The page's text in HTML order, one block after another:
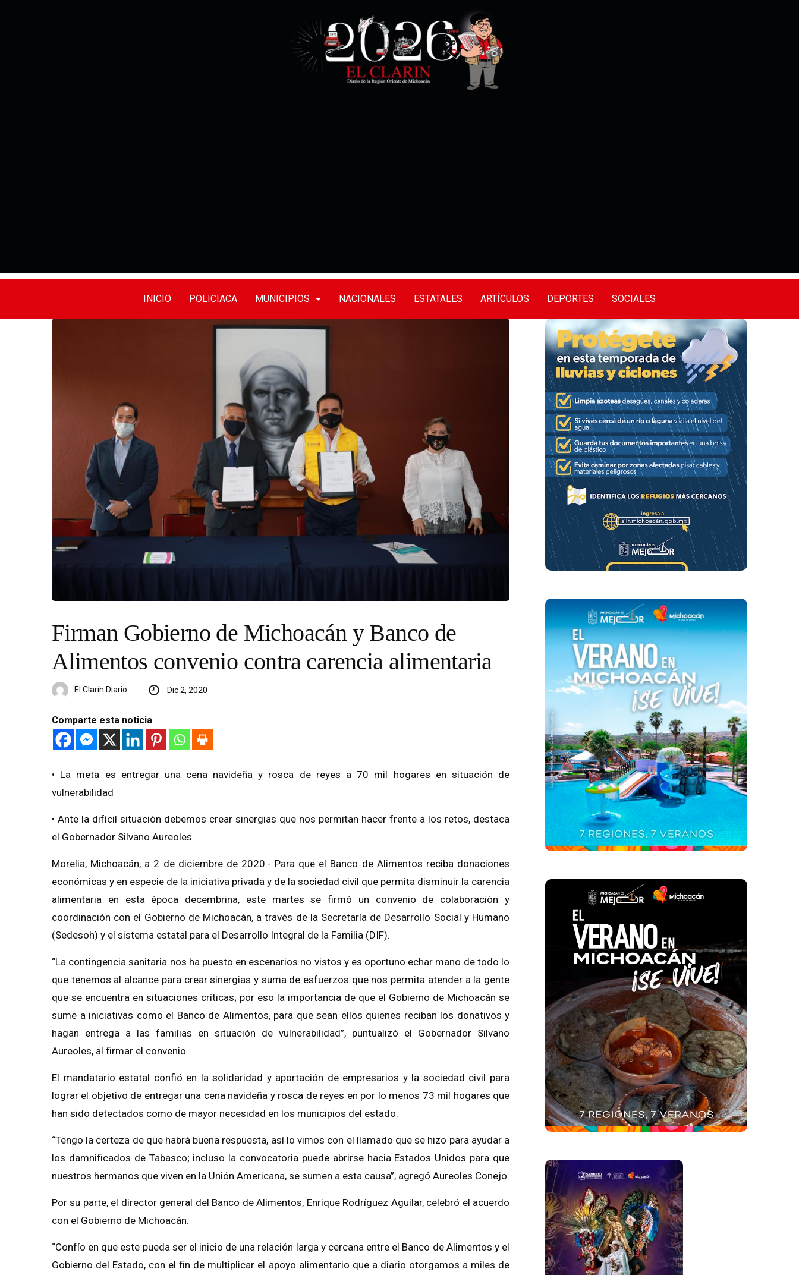
INICIO POLICIACA MUNICIPIOS NACIONALES ESTATALES ARTÍCULOS DEPORTES SOCIALES
Firman Gobierno de Michoacán y Banco de
Alimentos convenio contra carencia alimentaria
El Clarín Diario Dic 2, 2020
Comparte esta noticia
• La meta es entregar una cena navideña y rosca de reyes a 70 mil hogares en situación de
vulnerabilidad
• Ante la difícil situación debemos crear sinergias que nos permitan hacer frente a los retos, destaca
el Gobernador Silvano Aureoles
Morelia, Michoacán, a 2 de diciembre de 2020.- Para que el Banco de Alimentos reciba donaciones
económicas y en especie de la iniciativa privada y de la sociedad civil que permita disminuir la carencia
alimentaria en esta época decembrina, este martes se firmó un convenio de colaboración y
coordinación con el Gobierno de Michoacán, a través de la Secretaría de Desarrollo Social y Humano
(Sedesoh) y el sistema estatal para el Desarrollo Integral de la Familia (DIF).
“La contingencia sanitaria nos ha puesto en escenarios no vistos y es oportuno echar mano de todo lo
que tenemos al alcance para crear sinergias y suma de esfuerzos que nos permita atender a la gente
que se encuentra en situaciones críticas; por eso la importancia de que el Gobierno de Michoacán se
sume a iniciativas como el Banco de Alimentos, para que sean ellos quienes reciban los donativos y
hagan entrega a las familias en situación de vulnerabilidad”, puntualizó el Gobernador Silvano
Aureoles, al firmar el convenio.
El mandatario estatal confió en la solidaridad y aportación de empresarios y la sociedad civil para
lograr el objetivo de entregar una cena navideña y rosca de reyes en por lo menos 73 mil hogares que
han sido detectados como de mayor necesidad en los municipios del estado.
“Tengo la certeza de que habrá buena respuesta, así lo vimos con el llamado que se hizo para ayudar a
los damnificados de Tabasco; incluso la convocatoria puede abrirse hacia Estados Unidos para que
nuestros hermanos que viven en la Unión Americana, se sumen a esta causa”, agregó Aureoles Conejo.
Por su parte, el director general del Banco de Alimentos, Enrique Rodríguez Aguilar, celebró el acuerdo
con el Gobierno de Michoacán.
“Confío en que este pueda ser el inicio de una relación larga y cercana entre el Banco de Alimentos y el
Gobierno del Estado, con el fin de multiplicar el apoyo alimentario que a diario otorgamos a miles de